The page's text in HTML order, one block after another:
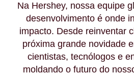
Na Hershey, nossa equipe
desenvolvimento é onde
impacto. Desde reinventar
próxima grande novidade
cientistas, tecnólogos e
moldando o futuro do